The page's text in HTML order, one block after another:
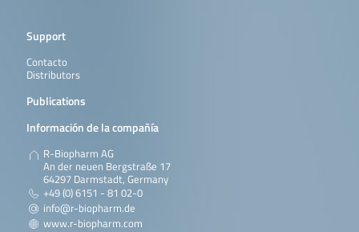
Support
Contacto
Distributors
Publications
Información de la compañía
R-Biopharm AG
An der neuen Bergstraße 17
64297 Darmstadt, Germany
+49 (0) 6151 - 81 02-0
info@r-biopharm.de
www.r-biopharm.com